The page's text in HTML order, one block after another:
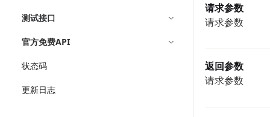
测试接口
官方免费API
状态码
更新日志
请求参数
请求参数
返回参数
请求参数